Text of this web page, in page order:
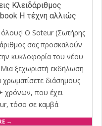
Κλειδάριθμος
H τέχνη αλλιώς
όλους! Ο Soteur (Σωτήρης
σας προσκαλούν
κυκλοφορία του νέου
ξεχωριστή εκδήλωση
διάσημους
χρόνων, που έχει
τόσο σε καμβά
→